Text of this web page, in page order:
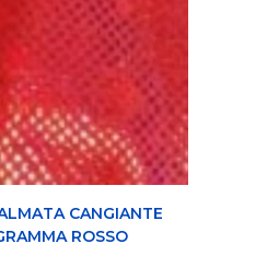
CANGIANTE
ROSSO